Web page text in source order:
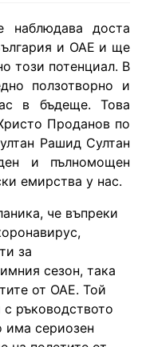
наблюдава доста
и ОАЕ и ще
този потенциал. В
ползотворно и
в бъдеще. Това
Проданов по
Рашид Султан
и пълномощен
емирства у нас.
че въпреки
за
сезон, така
от ОАЕ. Той
ръководството
има сериозен